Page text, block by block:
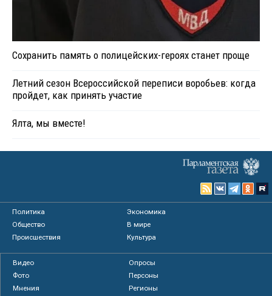
Сохранить память о полицейских-героях станет проще
Летний сезон Всероссийской переписи воробьев: когда
пройдет, как принять участие
Ялта, мы вместе!
Политика
Экономика
Общество
В мире
Происшествия
Культура
Видео
Опросы
Фото
Персоны
Мнения
Регионы